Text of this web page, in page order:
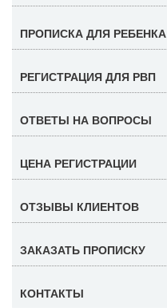
ПРОПИСКА ДЛЯ РЕБЕНКА
РЕГИСТРАЦИЯ ДЛЯ РВП
ОТВЕТЫ НА ВОПРОСЫ
ЦЕНА РЕГИСТРАЦИИ
ОТЗЫВЫ КЛИЕНТОВ
ЗАКАЗАТЬ ПРОПИСКУ
КОНТАКТЫ